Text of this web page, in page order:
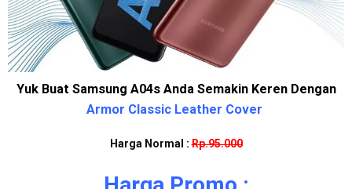
Yuk Buat Samsung A04s Anda Semakin Keren Dengan
Armor Classic Leather Cover
Harga Normal :Rp.95.000